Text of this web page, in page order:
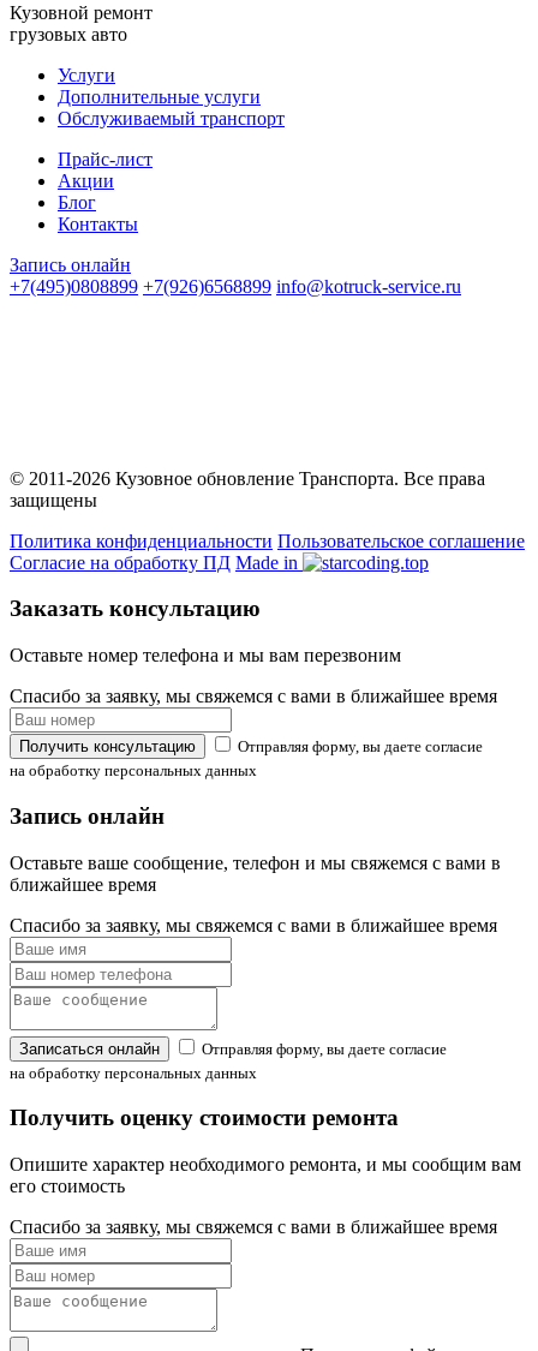
Кузовной ремонт
грузовых авто
Услуги
Дополнительные услуги
Обслуживаемый транспорт
Прайс-лист
Акции
Блог
Контакты
Запись онлайн
+7(495)0808899 +7(926)6568899 info@kotruck-service.ru
© 2011-2026 Кузовное обновление Транспорта. Все права
защищены
Политика конфиденциальности Пользовательское соглашение
Согласие на обработку ПД Made in
Заказать консультацию
Оставьте номер телефона и мы вам перезвоним
Спасибо за заявку, мы свяжемся с вами в ближайшее время
Получить консультацию
Отправляя форму, вы даете согласие
на обработку персональных данных
Запись онлайн
Оставьте ваше сообщение, телефон и мы свяжемся с вами в
ближайшее время
Спасибо за заявку, мы свяжемся с вами в ближайшее время
Записаться онлайн
Отправляя форму, вы даете согласие
на обработку персональных данных
Получить оценку стоимости ремонта
Опишите характер необходимого ремонта, и мы сообщим вам
его стоимость
Спасибо за заявку, мы свяжемся с вами в ближайшее время